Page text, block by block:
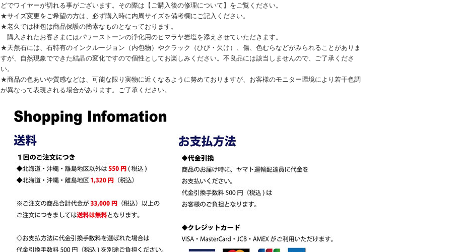
どでワイヤーが切れる事がございます。その際は【ご購入後の修理について】をご覧ください。
★サイズ変更をご希望の方は、必ず購入時に内周サイズを備考欄にご記入ください。
★老久では梱包は商品保護の簡素なものとなっております。
購入されたお客さまにはパワーストーンの浄化用のヒマラヤ岩塩を添えさせていただきます。
★天然石には、石特有のインクルージョン（内包物）やクラック（ひび・欠け）、傷、色むらなどがみられることがありま
すが、自然現象でできた結晶の変化ですので個性としてお楽しみください。不良品には該当しませんので、ご了承くださ
い。
★商品の色あいや質感などは、可能な限り実物に近くなるように努めておりますが、お客様のモニター環境により若干色調
が異なって表現される場合があります。ご了承ください。